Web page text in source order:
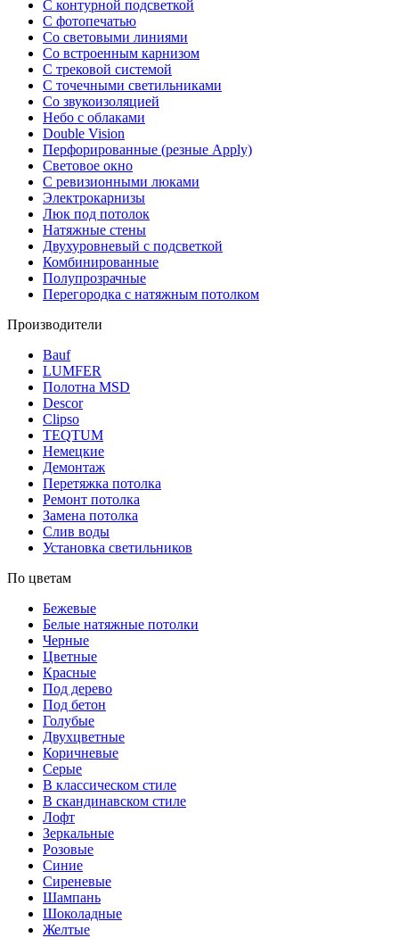
С контурной подсветкой
С фотопечатью
Со световыми линиями
Со встроенным карнизом
С трековой системой
С точечными светильниками
Со звукоизоляцией
Небо с облаками
Double Vision
Перфорированные (резные Apply)
Световое окно
С ревизионными люками
Электрокарнизы
Люк под потолок
Натяжные стены
Двухуровневый с подсветкой
Комбинированные
Полупрозрачные
Перегородка с натяжным потолком
Производители
Bauf
LUMFER
Полотна MSD
Descor
Clipso
TEQTUM
Немецкие
Демонтаж
Перетяжка потолка
Ремонт потолка
Замена потолка
Слив воды
Установка светильников
По цветам
Бежевые
Белые натяжные потолки
Черные
Цветные
Красные
Под дерево
Под бетон
Голубые
Двухцветные
Коричневые
Серые
В классическом стиле
В скандинавском стиле
Лофт
Зеркальные
Розовые
Синие
Сиреневые
Шампань
Шоколадные
Желтые